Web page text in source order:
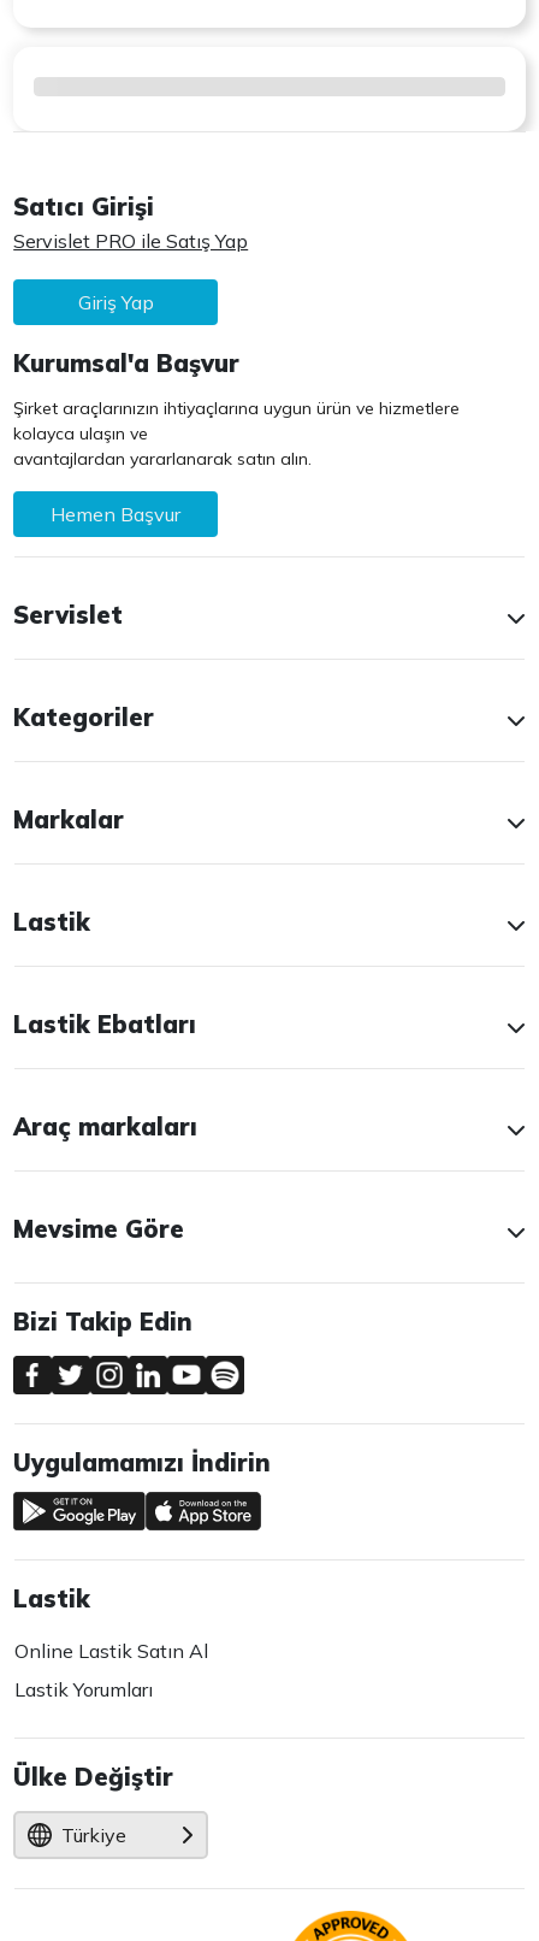
Satıcı Girişi
Servislet PRO ile Satış Yap
Giriş Yap
Kurumsal'a Başvur
Şirket araçlarınızın ihtiyaçlarına uygun ürün ve hizmetlere
kolayca ulaşın ve
avantajlardan yararlanarak satın alın.
Hemen Başvur
Servislet
Kategoriler
Markalar
Lastik
Lastik Ebatları
Araç markaları
Mevsime Göre
Bizi Takip Edin
Uygulamamızı İndirin
Lastik
Online Lastik Satın Al
Lastik Yorumları
Ülke Değiştir
Türkiye